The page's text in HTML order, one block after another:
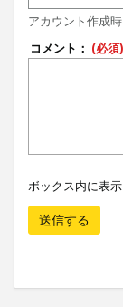
アカウント作成
コメント： (必須)
ボックス内に表
送信する